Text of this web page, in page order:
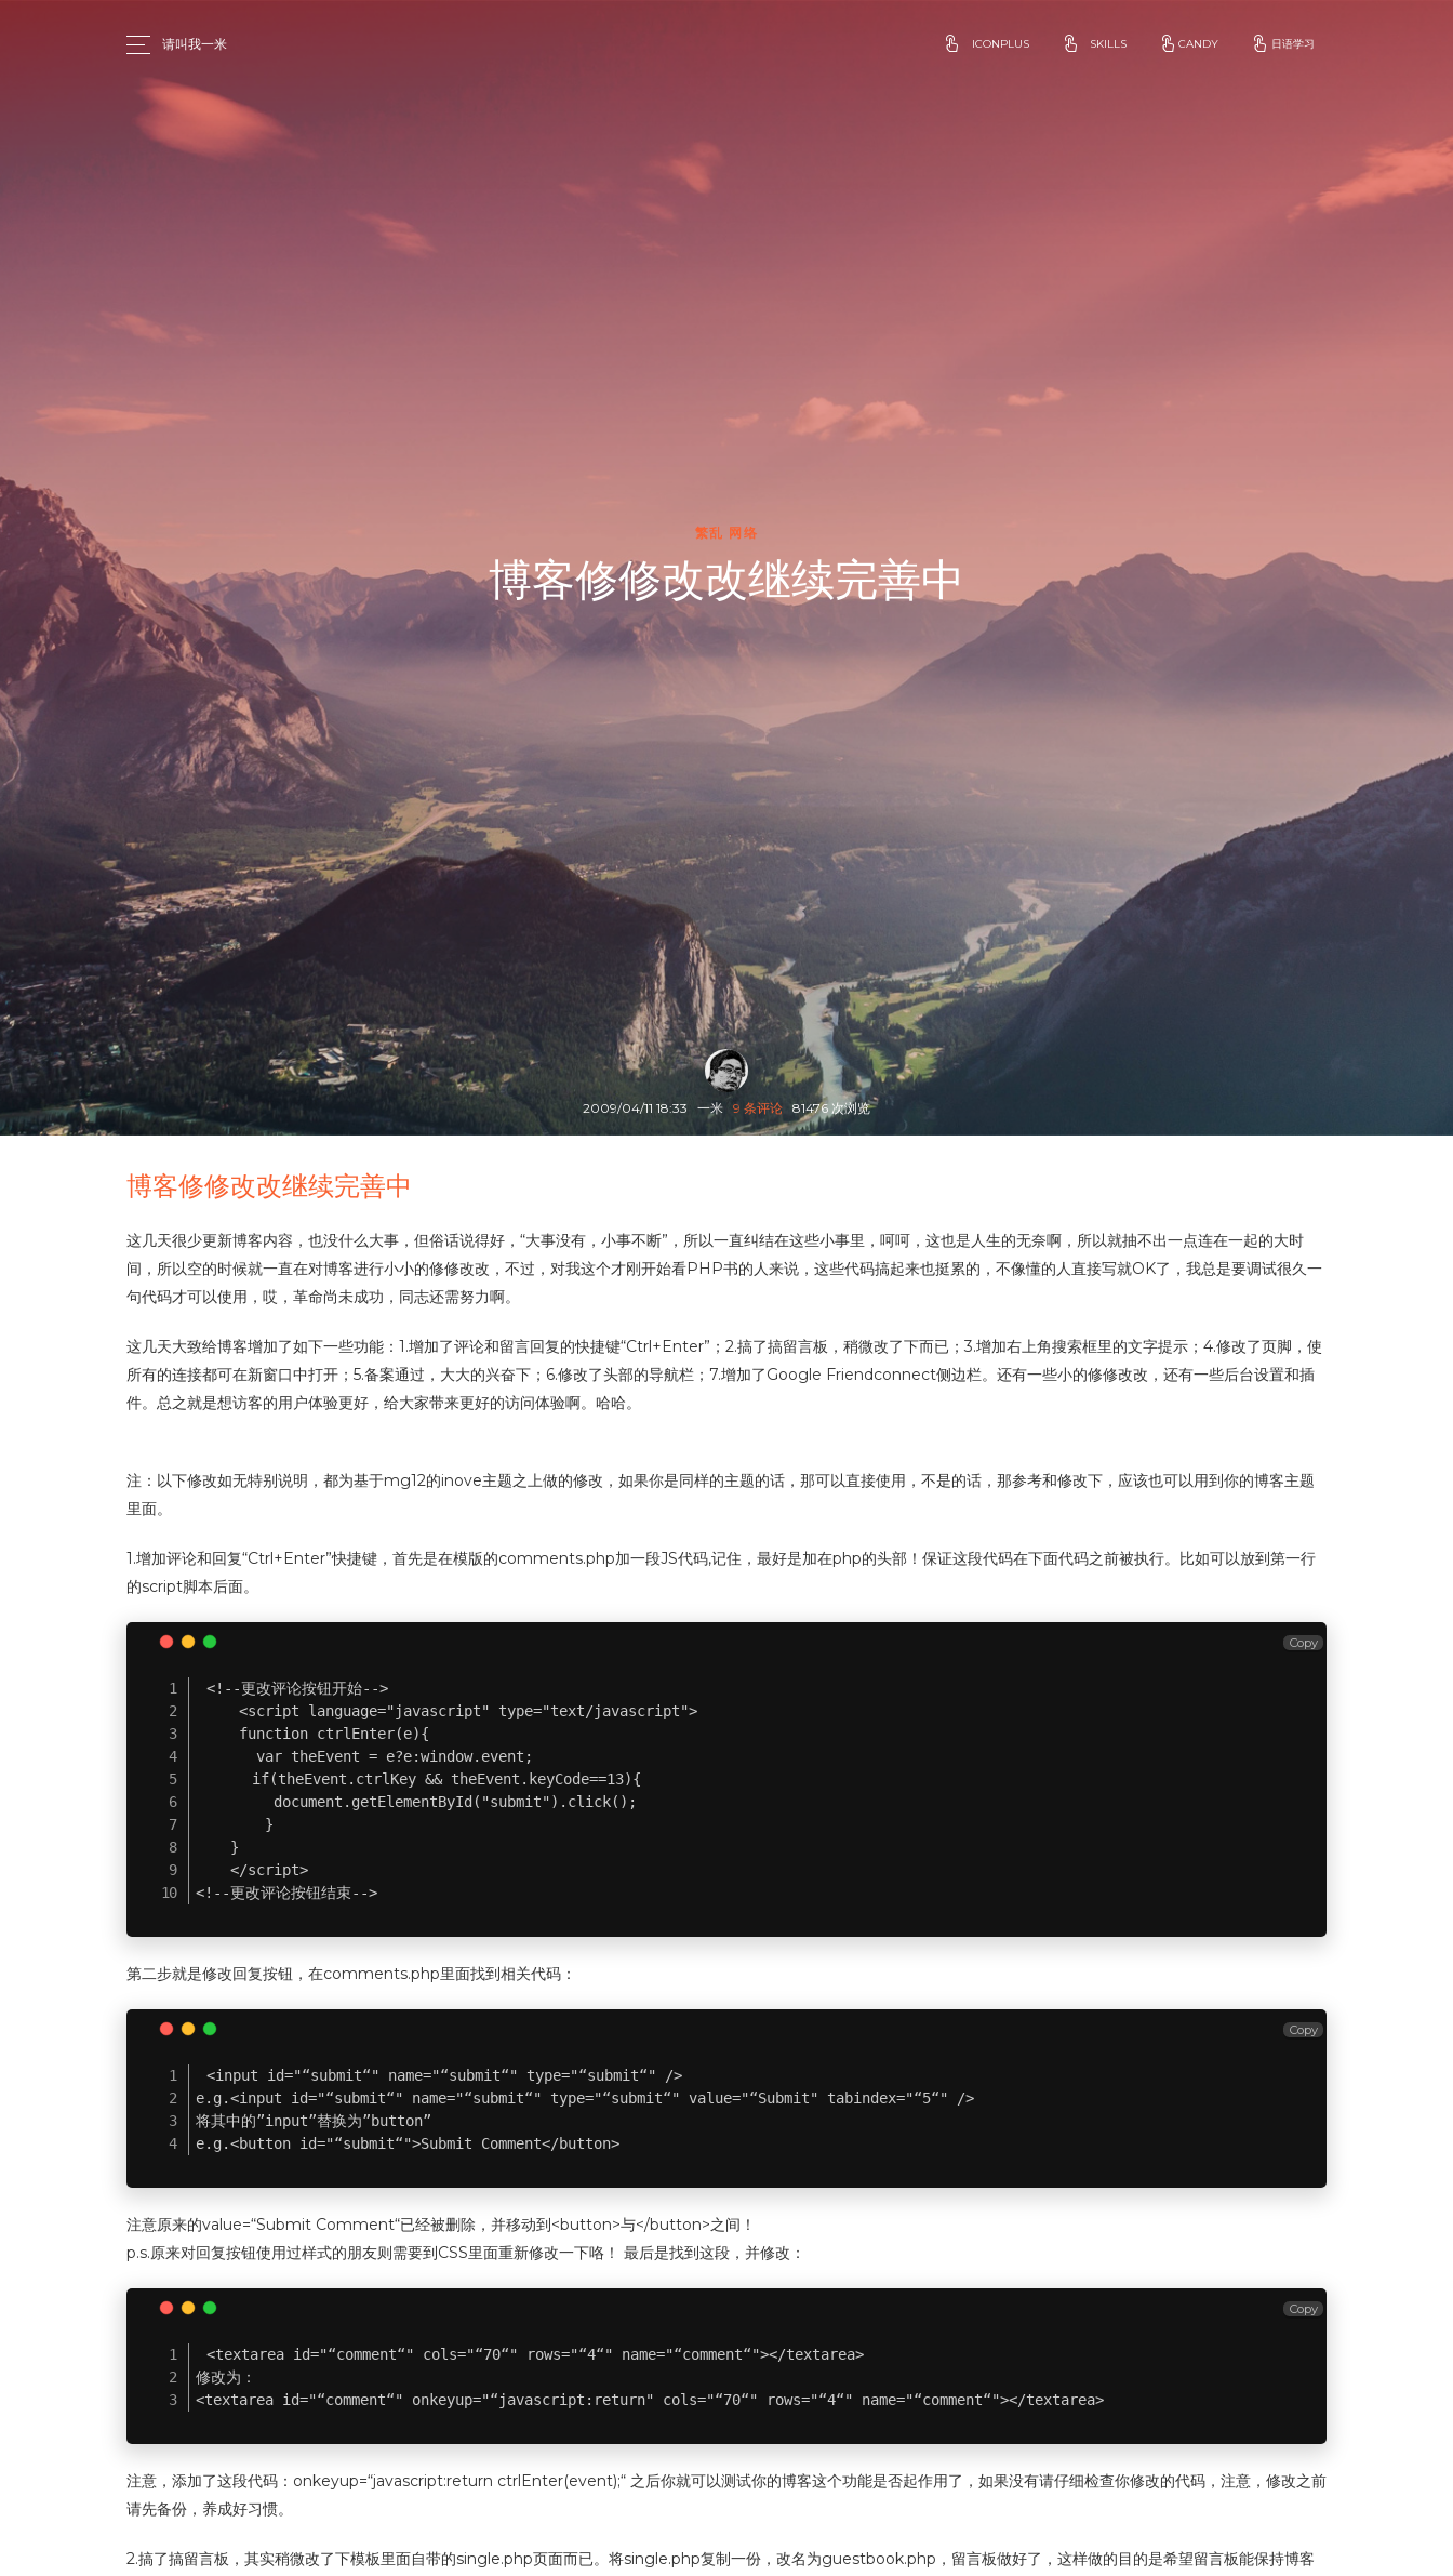
请叫我一米 ICONPLUS SKILLS CANDY 日语学习
繁乱 网络
博客修修改改继续完善中
2009/04/11 18:33 一米 9 条评论 81476 次浏览
博客修修改改继续完善中
这几天很少更新博客内容，也没什么大事，但俗话说得好，“大事没有，小事不断”，所以一直纠结在这些小事里，呵呵，这也是人生的无奈啊，所以就抽不出一点连在一起的大时
间，所以空的时候就一直在对博客进行小小的修修改改，不过，对我这个才刚开始看PHP书的人来说，这些代码搞起来也挺累的，不像懂的人直接写就OK了，我总是要调试很久一
句代码才可以使用，哎，革命尚未成功，同志还需努力啊。
这几天大致给博客增加了如下一些功能：1.增加了评论和留言回复的快捷键“Ctrl+Enter”；2.搞了搞留言板，稍微改了下而已；3.增加右上角搜索框里的文字提示；4.修改了页脚，使
所有的连接都可在新窗口中打开；5.备案通过，大大的兴奋下；6.修改了头部的导航栏；7.增加了Google Friendconnect侧边栏。还有一些小的修修改改，还有一些后台设置和插
件。总之就是想访客的用户体验更好，给大家带来更好的访问体验啊。哈哈。
注：以下修改如无特别说明，都为基于mg12的inove主题之上做的修改，如果你是同样的主题的话，那可以直接使用，不是的话，那参考和修改下，应该也可以用到你的博客主题
里面。
1.增加评论和回复“Ctrl+Enter”快捷键，首先是在模版的comments.php加一段JS代码,记住，最好是加在php的头部！保证这段代码在下面代码之前被执行。比如可以放到第一行
的script脚本后面。
<!--更改评论按钮开始-->
     <script language="javascript" type="text/javascript">
     function ctrlEnter(e){
       var theEvent = e?e:window.event;
   　　if(theEvent.ctrlKey && theEvent.keyCode==13){
         document.getElementById("submit").click();
        }
    }
    </script>
<!--更改评论按钮结束-->
Copy
第二步就是修改回复按钮，在comments.php里面找到相关代码：
<input id="“submit“" name="“submit“" type="“submit“" />
e.g.<input id="“submit“" name="“submit“" type="“submit“" value="“Submit" tabindex="“5“" />
将其中的”input”替换为”button”
e.g.<button id="“submit“">Submit Comment</button>
Copy
注意原来的value=“Submit Comment“已经被删除，并移动到<button>与</button>之间！
p.s.原来对回复按钮使用过样式的朋友则需要到CSS里面重新修改一下咯！ 最后是找到这段，并修改：
<textarea id="“comment“" cols="“70“" rows="“4“" name="“comment“"></textarea>
修改为：
<textarea id="“comment“" onkeyup="“javascript:return" cols="“70“" rows="“4“" name="“comment“"></textarea>
Copy
注意，添加了这段代码：onkeyup=“javascript:return ctrlEnter(event);“ 之后你就可以测试你的博客这个功能是否起作用了，如果没有请仔细检查你修改的代码，注意，修改之前
请先备份，养成好习惯。
2.搞了搞留言板，其实稍微改了下模板里面自带的single.php页面而已。将single.php复制一份，改名为guestbook.php，留言板做好了，这样做的目的是希望留言板能保持博客